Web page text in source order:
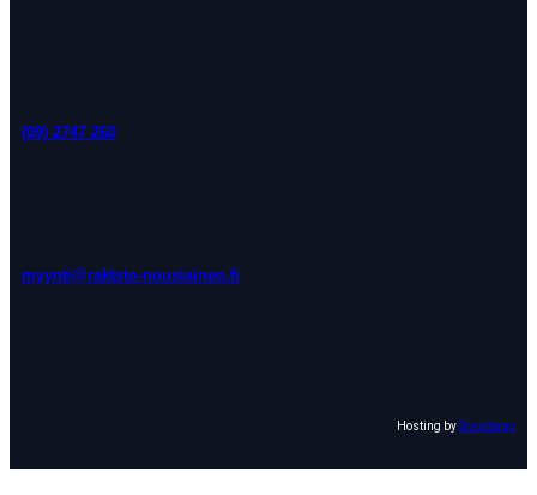
(09) 2747 260
myynti@raktsto-nousiainen.fi
Hosting bySivustamo